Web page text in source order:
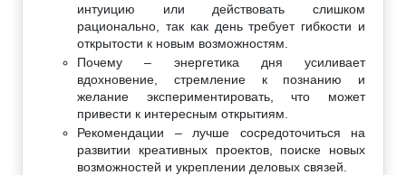
интуицию или действовать слишком
рационально, так как день требует гибкости и
открытости к новым возможностям.
Почему – энергетика дня усиливает
вдохновение, стремление к познанию и
желание экспериментировать, что может
привести к интересным открытиям.
Рекомендации – лучше сосредоточиться на
развитии креативных проектов, поиске новых
возможностей и укреплении деловых связей.